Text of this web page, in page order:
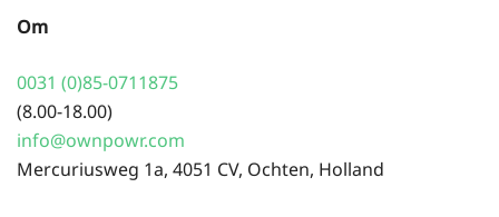
Om
0031 (0)85-0711875
(8.00-18.00)
info@ownpowr.com
Mercuriusweg 1a, 4051 CV, Ochten, Holland